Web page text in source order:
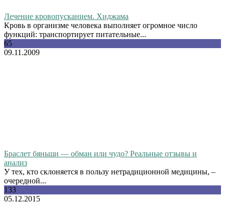
Лечение кровопусканием. Хиджама
Кровь в организме человека выполняет огромное число
функций: транспортирует питательные...
65
09.11.2009
Браслет бяньши — обман или чудо? Реальные отзывы и
анализ
У тех, кто склоняется в пользу нетрадиционной медицины, –
очередной...
133
05.12.2015